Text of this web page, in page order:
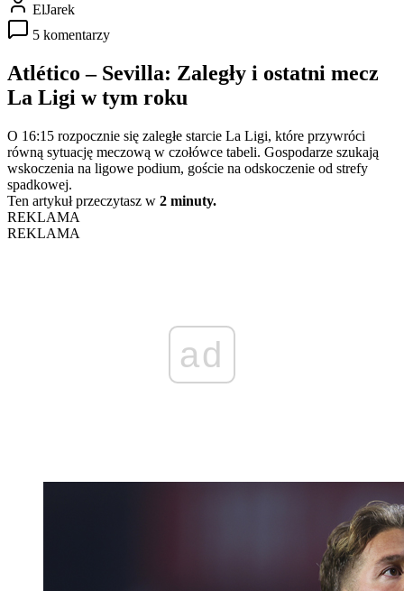
ElJarek
5 komentarzy
Atlético – Sevilla: Zaległy i ostatni mecz
La Ligi w tym roku
O 16:15 rozpocznie się zaległe starcie La Ligi, które przywróci
równą sytuację meczową w czołówce tabeli. Gospodarze szukają
wskoczenia na ligowe podium, goście na odskoczenie od strefy
spadkowej.
Ten artykuł przeczytasz w 2 minuty.
REKLAMA
REKLAMA
ad